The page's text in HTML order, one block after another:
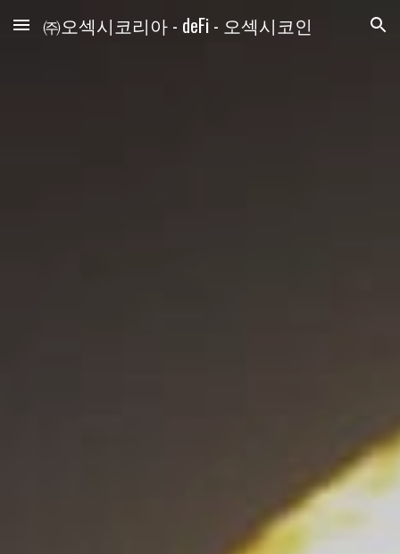
Skip to main content Skip to navigation
㈜오섹시코리아 - deFi - 오섹시코인